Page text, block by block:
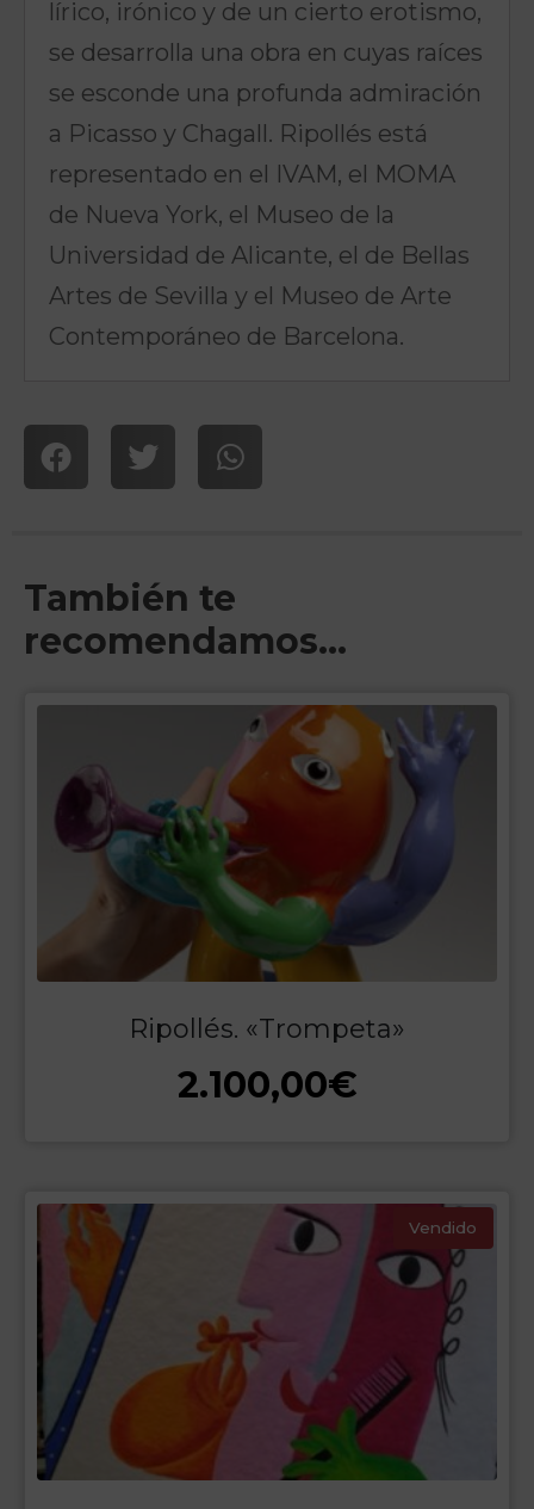
lírico, irónico y de un cierto erotismo,
se desarrolla una obra en cuyas raíces
se esconde una profunda admiración
a Picasso y Chagall. Ripollés está
representado en el IVAM, el MOMA
de Nueva York, el Museo de la
Universidad de Alicante, el de Bellas
Artes de Sevilla y el Museo de Arte
Contemporáneo de Barcelona.
También te
recomendamos…
Ripollés. «Trompeta»
2.100,00€
Vendido